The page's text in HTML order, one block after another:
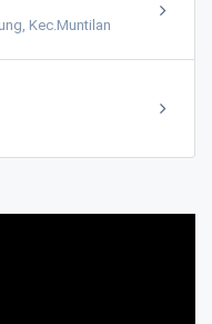
Kec.Muntilan